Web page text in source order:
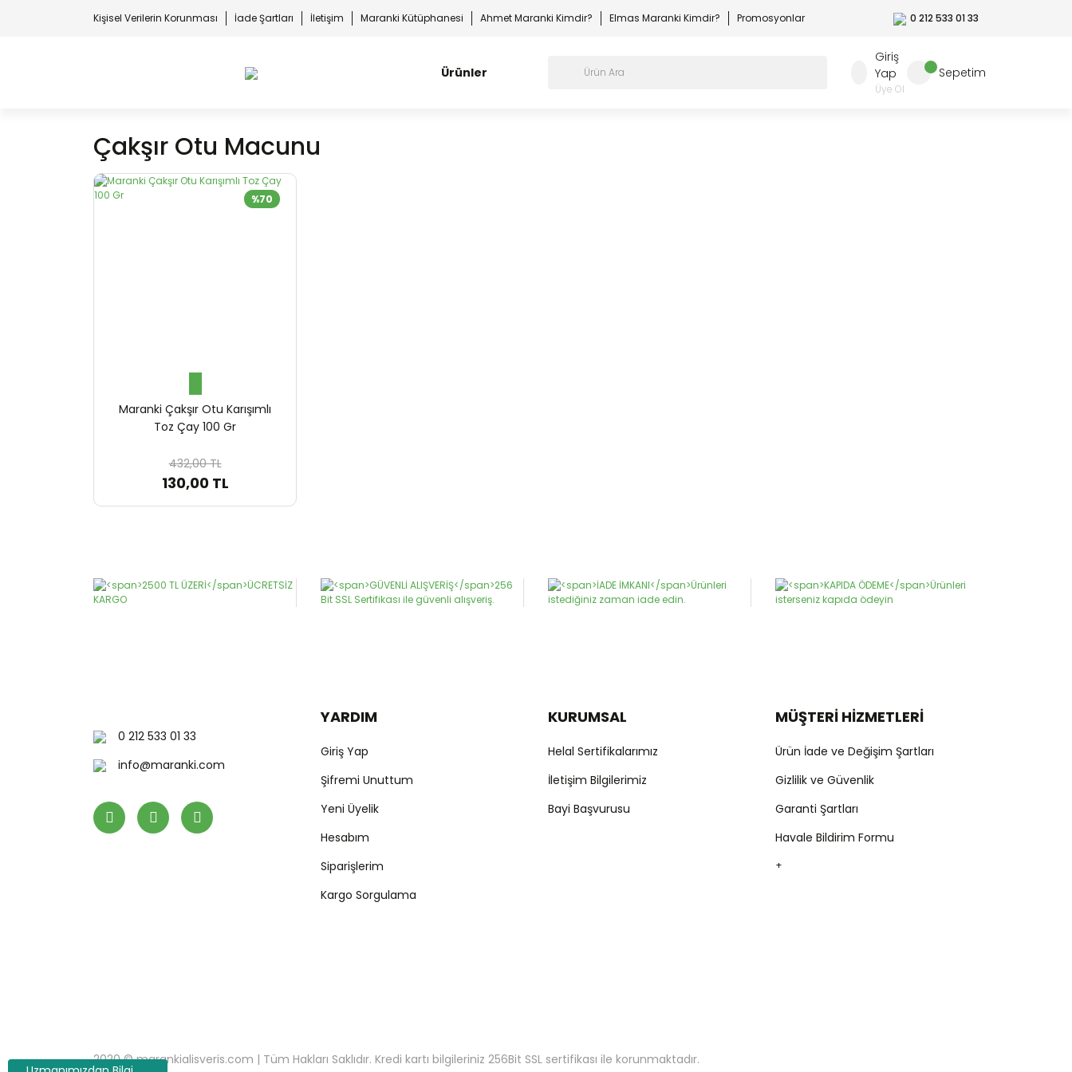
Kişisel Verilerin Korunması İade Şartları İletişim Maranki Kütüphanesi Ahmet Maranki Kimdir? Elmas Maranki Kimdir? Promosyonlar 0 212 533 01 33
Ürünler
Giriş
Yap
Üye Ol
Sepetim
Çakşır Otu Macunu
%70
Maranki Çakşır Otu Karışımlı
Toz Çay 100 Gr
432,00 TL
130,00 TL
0 212 533 01 33
info@maranki.com
YARDIM
Giriş Yap
Şifremi Unuttum
Yeni Üyelik
Hesabım
Siparişlerim
Kargo Sorgulama
KURUMSAL
Helal Sertifikalarımız
İletişim Bilgilerimiz
Bayi Başvurusu
MÜŞTERİ HİZMETLERİ
Ürün İade ve Değişim Şartları
Gizlilik ve Güvenlik
Garanti Şartları
Havale Bildirim Formu
+
2020 © marankialisveris.com | Tüm Hakları Saklıdır. Kredi kartı bilgileriniz 256Bit SSL sertifikası ile korunmaktadır.